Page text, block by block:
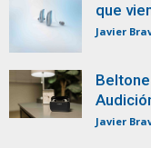
que
Javier
Javier